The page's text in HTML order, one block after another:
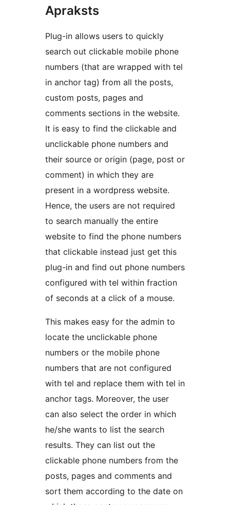
Apraksts
Plug-in allows users to quickly
search out clickable mobile phone
numbers (that are wrapped with tel
in anchor tag) from all the posts,
custom posts, pages and
comments sections in the website.
It is easy to find the clickable and
unclickable phone numbers and
their source or origin (page, post or
comment) in which they are
present in a wordpress website.
Hence, the users are not required
to search manually the entire
website to find the phone numbers
that clickable instead just get this
plug-in and find out phone numbers
configured with tel within fraction
of seconds at a click of a mouse.
This makes easy for the admin to
locate the unclickable phone
numbers or the mobile phone
numbers that are not configured
with tel and replace them with tel in
anchor tags. Moreover, the user
can also select the order in which
he/she wants to list the search
results. They can list out the
clickable phone numbers from the
posts, pages and comments and
sort them according to the date on